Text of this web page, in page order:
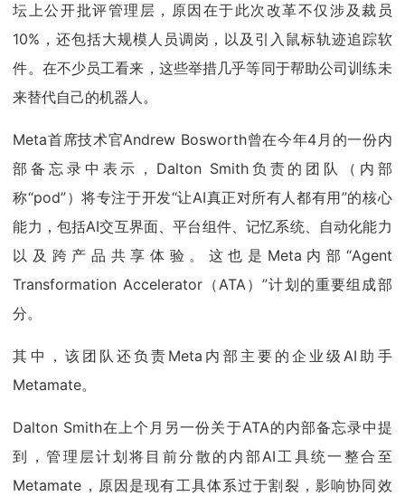
坛上公开批评管理层，原因在于此次改革不仅涉及裁员
10%，还包括大规模人员调岗，以及引入鼠标轨迹追踪软
件。在不少员工看来，这些举措几乎等同于帮助公司训练未
来替代自己的机器人。
Meta首席技术官Andrew Bosworth曾在今年4月的一份内
部备忘录中表示，Dalton Smith负责的团队（内部
称“pod”）将专注于开发“让AI真正对所有人都有用”的核心
能力，包括AI交互界面、平台组件、记忆系统、自动化能力
以及跨产品共享体验。这也是Meta内部“Agent
Transformation Accelerator（ATA）”计划的重要组成部
分。
其中，该团队还负责Meta内部主要的企业级AI助手
Metamate。
Dalton Smith在上个月另一份关于ATA的内部备忘录中提
到，管理层计划将目前分散的内部AI工具统一整合至
Metamate，原因是现有工具体系过于割裂，影响协同效